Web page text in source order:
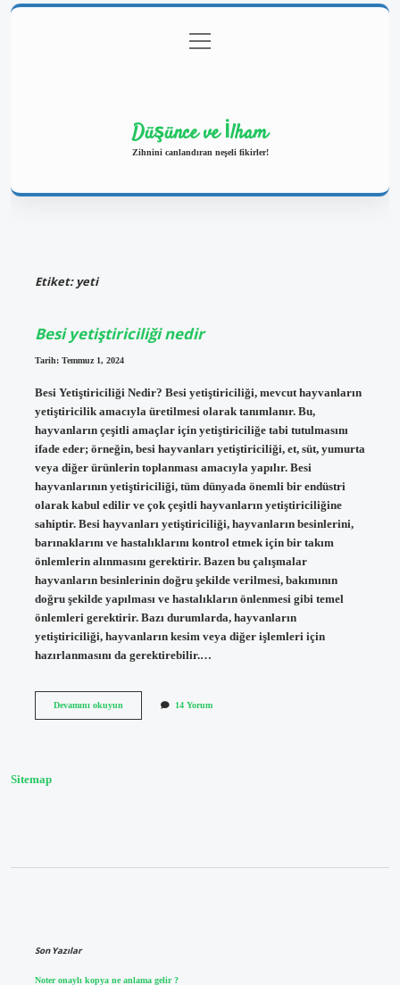
Gizlilik Politikası
menüyü
aç
Düşünce ve İlham
Zihnini canlandıran neşeli fikirler!
Etiket:yeti
Besi yetiştiriciliği nedir
Tarih: Temmuz 1, 2024
Besi Yetiştiriciliği Nedir? Besi yetiştiriciliği, mevcut hayvanların
yetiştiricilik amacıyla üretilmesi olarak tanımlanır. Bu,
hayvanların çeşitli amaçlar için yetiştiriciliğe tabi tutulmasını
ifade eder; örneğin, besi hayvanları yetiştiriciliği, et, süt, yumurta
veya diğer ürünlerin toplanması amacıyla yapılır. Besi
hayvanlarının yetiştiriciliği, tüm dünyada önemli bir endüstri
olarak kabul edilir ve çok çeşitli hayvanların yetiştiriciliğine
sahiptir. Besi hayvanları yetiştiriciliği, hayvanların besinlerini,
barınaklarını ve hastalıklarını kontrol etmek için bir takım
önlemlerin alınmasını gerektirir. Bazen bu çalışmalar
hayvanların besinlerinin doğru şekilde verilmesi, bakımının
doğru şekilde yapılması ve hastalıkların önlenmesi gibi temel
önlemleri gerektirir. Bazı durumlarda, hayvanların
yetiştiriciliği, hayvanların kesim veya diğer işlemleri için
hazırlanmasını da gerektirebilir.…
Devamını okuyunBesi
14 Yorum
Sitemap
Son Yazılar
Noter onaylı kopya ne anlama gelir ?